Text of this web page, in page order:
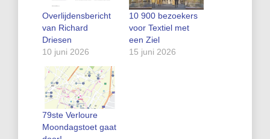
Overlijdensbericht
van Richard
Driesen
10 juni 2026
10 900 bezoekers
voor Textiel met
een Ziel
15 juni 2026
79ste Verloure
Moondagstoet gaat